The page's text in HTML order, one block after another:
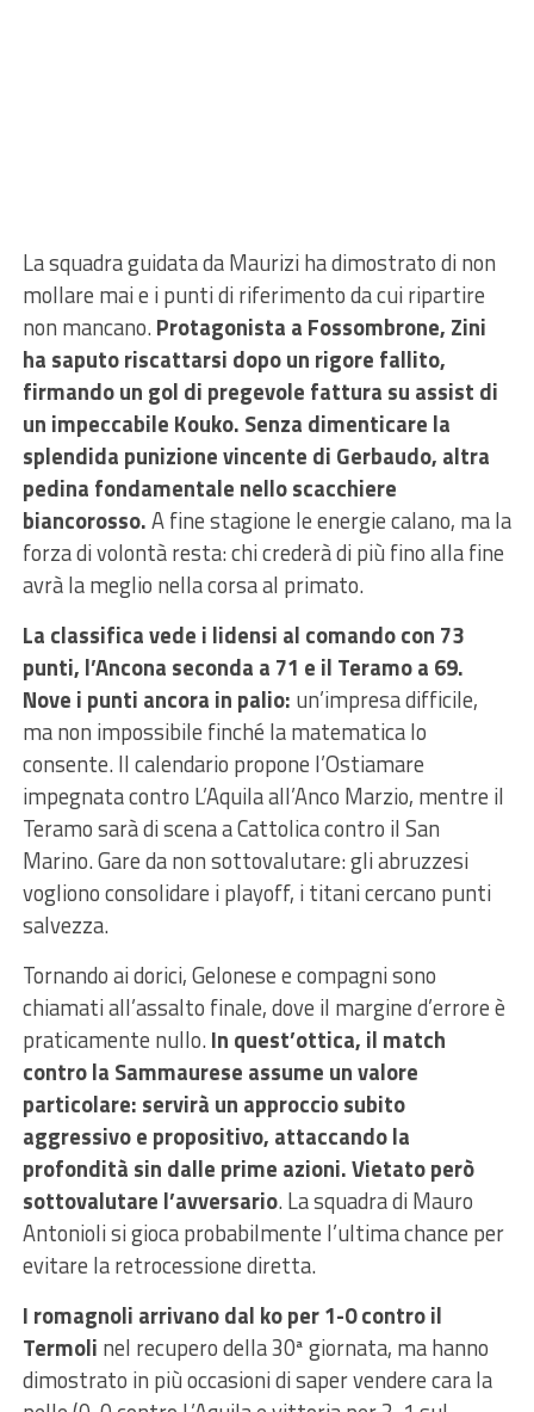
La squadra guidata da Maurizi ha dimostrato di non
mollare mai e i punti di riferimento da cui ripartire
non mancano.Protagonista a Fossombrone, Zini
ha saputo riscattarsi dopo un rigore fallito,
firmando un gol di pregevole fattura su assist di
un impeccabile Kouko. Senza dimenticare la
splendida punizione vincente di Gerbaudo, altra
pedina fondamentale nello scacchiere
biancorosso.A fine stagione le energie calano, ma la
forza di volontà resta: chi crederà di più fino alla fine
avrà la meglio nella corsa al primato.
La classifica vede i lidensi al comando con 73
punti, l’Ancona seconda a 71 e il Teramo a 69.
Nove i punti ancora in palio: un’impresa difficile,
ma non impossibile finché la matematica lo
consente. Il calendario propone l’Ostiamare
impegnata contro L’Aquila all’Anco Marzio, mentre il
Teramo sarà di scena a Cattolica contro il San
Marino. Gare da non sottovalutare: gli abruzzesi
vogliono consolidare i playoff, i titani cercano punti
salvezza.
Tornando ai dorici, Gelonese e compagni sono
chiamati all’assalto finale, dove il margine d’errore è
praticamente nullo.In quest’ottica, il match
contro la Sammaurese assume un valore
particolare: servirà un approccio subito
aggressivo e propositivo, attaccando la
profondità sin dalle prime azioni. Vietato però
sottovalutare l’avversario. La squadra di Mauro
Antonioli si gioca probabilmente l’ultima chance per
evitare la retrocessione diretta.
I romagnoli arrivano dal ko per 1-0 contro il
Termoli nel recupero della 30ª giornata, ma hanno
dimostrato in più occasioni di saper vendere cara la